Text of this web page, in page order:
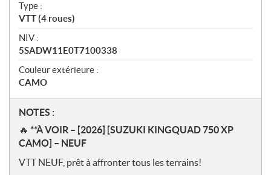
Type :
VTT (4 roues)
NIV :
5SADW11E0T7100338
Couleur extérieure :
CAMO
N
o
t
s
NOTES :
🔥 **À VOIR – [2026] [SUZUKI KINGQUAD 750 XP
CAMO] – NEUF
VTT NEUF, prêt à affronter tous les terrains!